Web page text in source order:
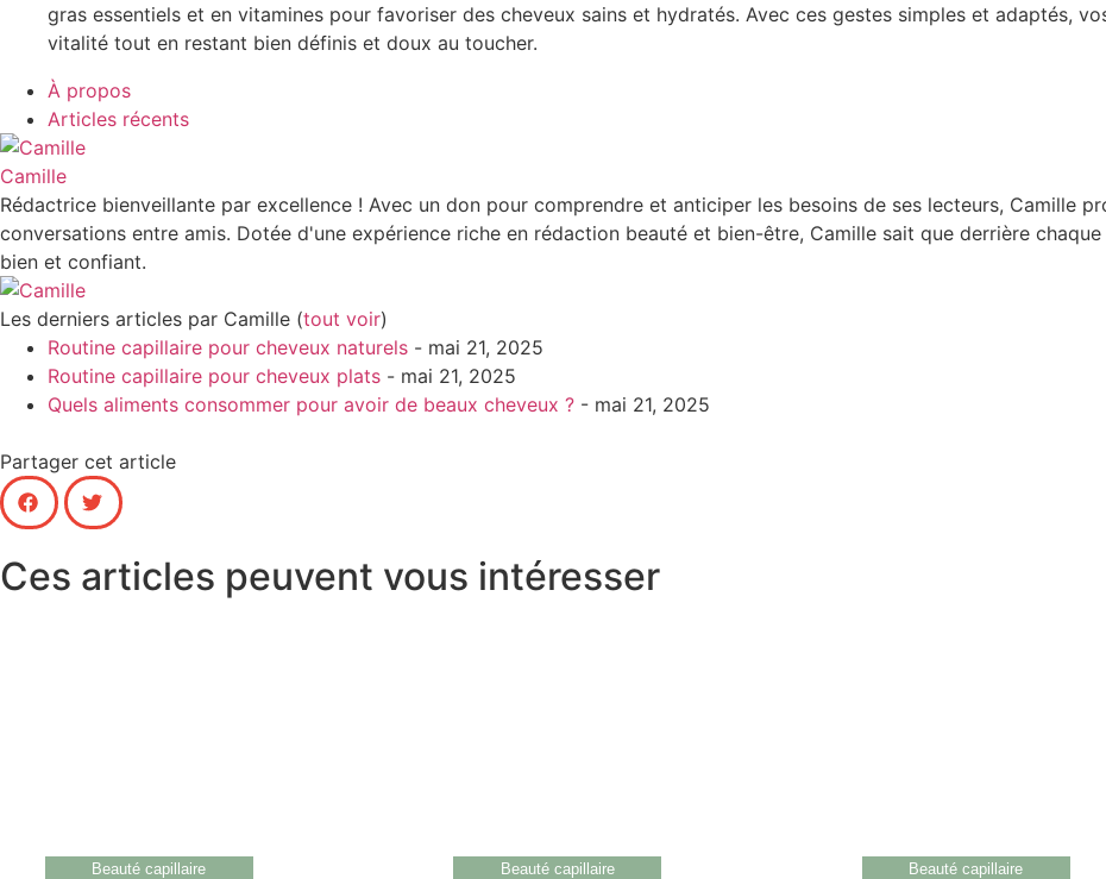
gras essentiels et en vitamines pour favoriser des cheveux sains et hydratés. Avec ces gestes simples et adaptés,
vitalité tout en restant bien définis et doux au toucher.
À propos
Articles récents
Camille
Rédactrice bienveillante par excellence ! Avec un don pour comprendre et anticiper les besoins de ses lecteurs, Camille
conversations entre amis. Dotée d'une expérience riche en rédaction beauté et bien-être, Camille sait que derrière
bien et confiant.
Les derniers articles par Camille (tout voir)
Routine capillaire pour cheveux naturels - mai 21, 2025
Routine capillaire pour cheveux plats - mai 21, 2025
Quels aliments consommer pour avoir de beaux cheveux ? - mai 21, 2025
Partager cet article
Ces articles peuvent vous intéresser
Beauté capillaire Beauté capillaire Beauté capillaire